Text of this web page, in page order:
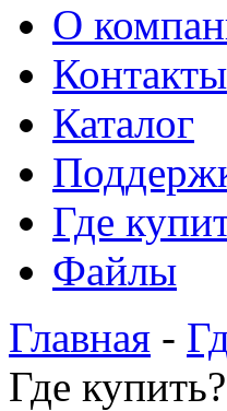
О
Контакты
Каталог
Где
Файлы
Главная -
Где купить?